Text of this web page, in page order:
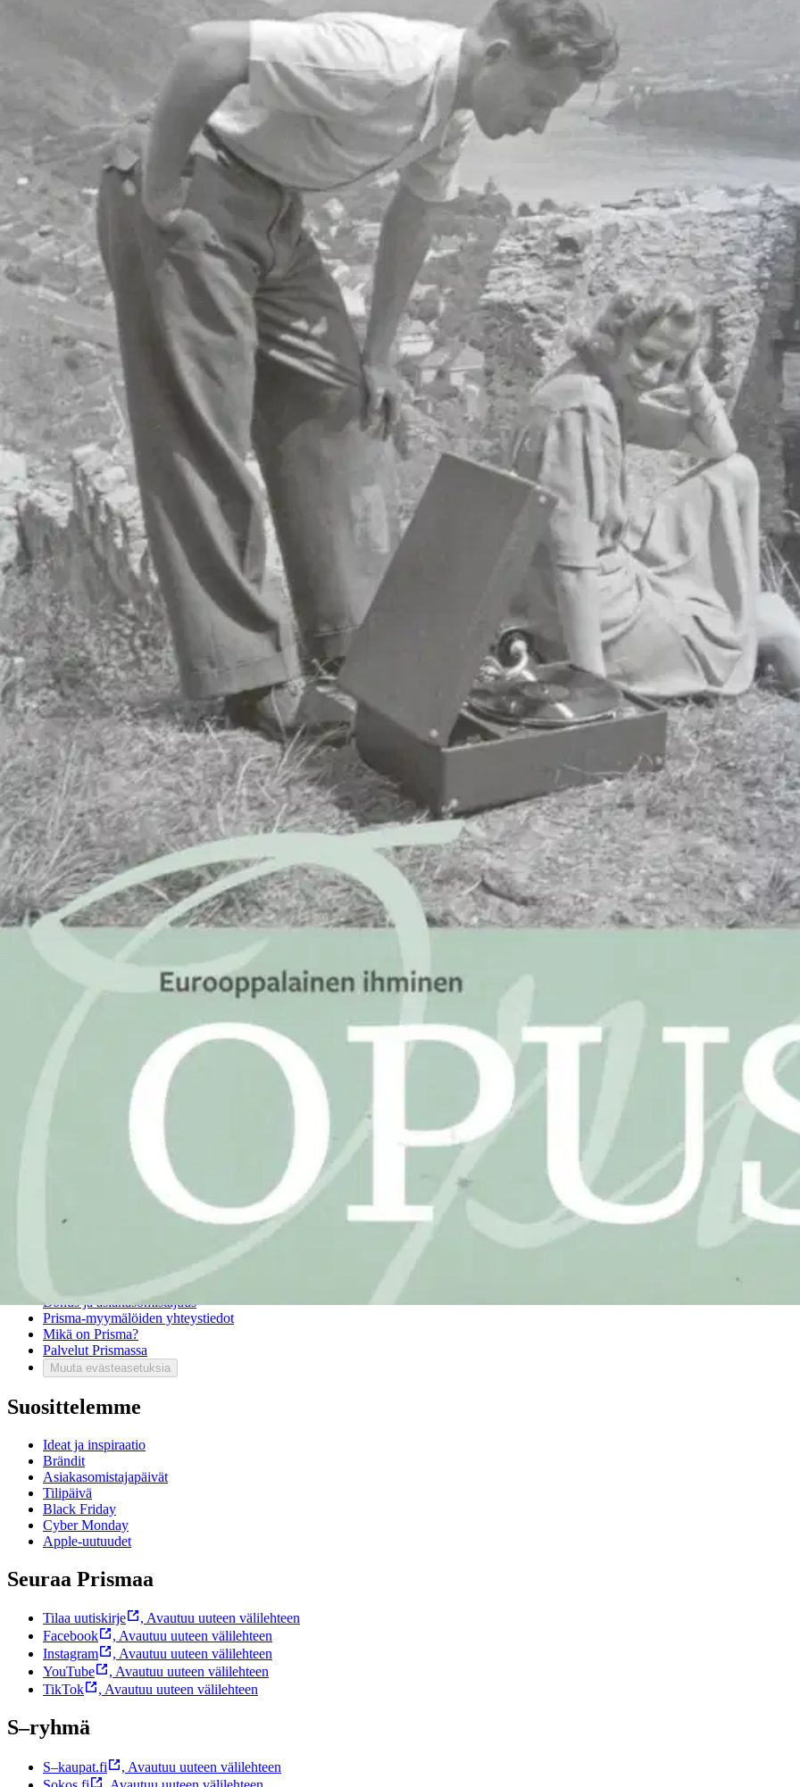
Hinta ilman S-Etukorttia: 40,35 €
Verkkokaupan hinta
Valitse toimitustapa
Nouto myymälästä
Ei saatavilla
Ei saatavilla
Ilmainen toimitus yli 100 €:n tilauksille Postin pakettiautomaattiin tai
Etu ei koske Suuri‑lisäpalvelulla toimitettavia tuotteita.
Tarkista myymäläsaatavuus
Ei saatavilla
Tuotekuvaus
Opus 4 Eurooppalainen ihminen on lukion vuoden 2021 opetussuunnitelman mukainen historian neljännen moduulin oppikirja.
Ominaisuudet
Oletko tyytyväinen tuotetietoihin?
Ovatko tuotetiedot riittävät? Jos tuotetiedoissa on puutteita tai niitä voisi muuten parantaa, anna palautetta.
Anna palautetta, Avautuu uuteen välilehteen
Verkkokauppa
Ensitilaajan pikaopas
Reklamaatio
Asennuspalvelut
Tilaus- ja toimitusehdot
Mitä pidät Prisma.fi-verkkokaupasta?
Asiakaspalvelu
Usein kysytyt kysymykset
Ota yhteyttä asiakaspalveluun
Bonus ja asiakasomistajuus
Prisma-myymälöiden yhteystiedot
Mikä on Prisma?
Palvelut Prismassa
Muuta evästeasetuksia
Suosittelemme
Ideat ja inspiraatio
Brändit
Asiakasomistajapäivät
Tilipäivä
Black Friday
Cyber Monday
Apple-uutuudet
Seuraa Prismaa
Tilaa uutiskirje , Avautuu uuteen välilehteen
Facebook
, Avautuu uuteen välilehteen
Instagram
, Avautuu uuteen välilehteen
YouTube
, Avautuu uuteen välilehteen
TikTok
, Avautuu uuteen välilehteen
S–ryhmä
S–kaupat.fi , Avautuu uuteen välilehteen